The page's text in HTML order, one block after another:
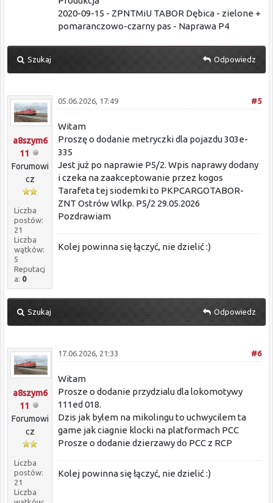
2020-09-15 - ZPNTMiU TABOR Dębica - zielone +
pomaranczowo-czarny pas - Naprawa P4
Szukaj Odpowiedz
a8szym6
11
Forumowi
cz
Liczba
postów:
21
Liczba
wątków:
5
Reputacj
a: 0
#5
05.06.2026, 17:49
Witam
Proszę o dodanie metryczki dla pojazdu 303e-
335
Jest już po naprawie P5/2. Wpis naprawy dodany
i czeka na zaakceptowanie przez kogos
Tarafeta tej siodemki to PKPCARGOTABOR-
ZNT Ostrów Wlkp. P5/2 29.05.2026
Pozdrawiam
Kolej powinna się łączyć, nie dzielić :)
Szukaj Odpowiedz
a8szym6
11
Forumowi
cz
Liczba
postów:
21
Liczba
#6
17.06.2026, 21:33
Witam
Prosze o dodanie przydzialu dla lokomotywy
111ed 018.
Dzis jak bylem na mikolingu to uchwycilem ta
game jak ciagnie klocki na platformach PCC
Prosze o dodanie dzierzawy do PCC z RCP
Kolej powinna się łączyć, nie dzielić :)